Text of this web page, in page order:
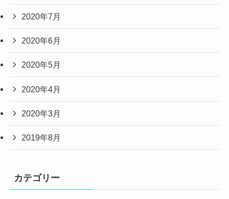
2020年7月
2020年6月
2020年5月
2020年4月
2020年3月
2019年8月
カテゴリー